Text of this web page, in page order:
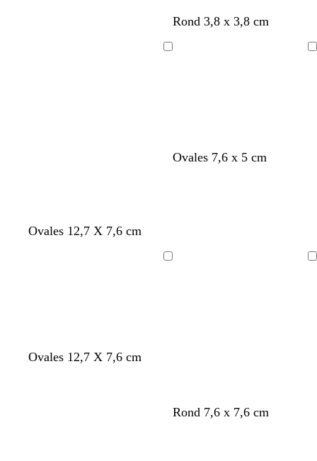
Rond 3,8 x 3,8 cm
Ovales 12,7 X 7,6 cm
b
b
b
b
Ovales 7,6 x 5 cm
Ovales 12,7 X 7,6 cm
Rond 7,6 x 7,6 cm